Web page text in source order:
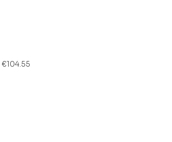
€104.55